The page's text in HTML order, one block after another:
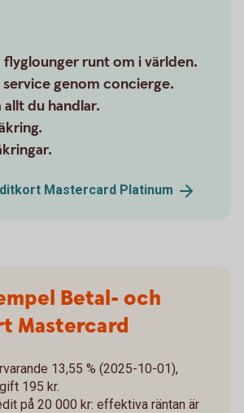
runt om i världen.
service genom concierge.
allt du handlar.
Mastercard Platinum
Betal- och
Mastercard
13,55 % (2025-10-01),
195 kr.
på 20 000 kr: effektiva räntan är